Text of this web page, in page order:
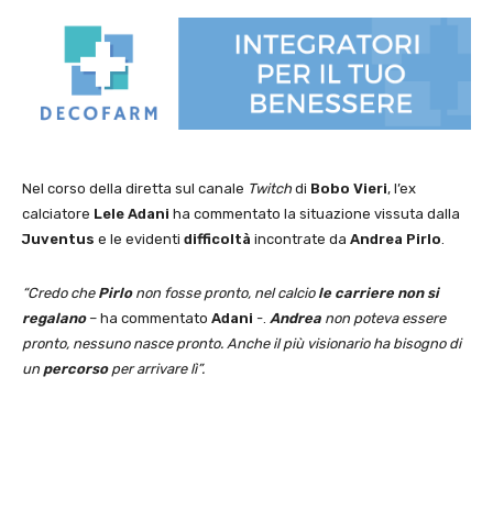
Nel corso della diretta sul canale Twitch di Bobo Vieri, l’ex
calciatore Lele Adani ha commentato la situazione vissuta dalla
Juventus e le evidenti difficoltà incontrate da Andrea Pirlo
“Credo che Pirlonon fosse pronto, nel calcio le carriere non si
regalano– ha commentato Adani -. Andrea non poteva essere
pronto, nessuno nasce pronto. Anche il più visionario ha bisogno di
un percorsoper arrivare lì”.